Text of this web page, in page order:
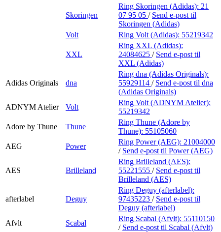
Skoringen
Ring Skoringen (Adidas): 21
07 95 05 / Send e-post til
Skoringen (Adidas)
Volt
Ring Volt (Adidas): 55219342
XXL
Ring XXL (Adidas):
24084625 / Send e-post til
XXL (Adidas)
Adidas Originals dna
Ring dna (Adidas Originals):
55929114 / Send e-post til dna
(Adidas Originals)
ADNYM Atelier
Volt
Ring Volt (ADNYM Atelier):
55219342
Adore by Thune
Thune
Ring Thune (Adore by
Thune): 55105060
AEG
Power
Ring Power (AEG): 21004000
/ Send e-post til Power (AEG)
AES Brilleland
Ring Brilleland (AES):
55221555 / Send e-post til
Brilleland (AES)
afterlabel Deguy
Ring Deguy (afterlabel):
97435223 / Send e-post til
Deguy (afterlabel)
Afvlt
Scabal
Ring Scabal (Afvlt): 55110150
/ Send e-post til Scabal (Afvlt)